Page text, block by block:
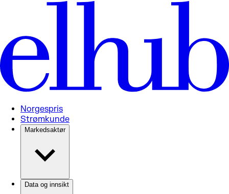
Norgespris
Strømkunde
Markedsaktør
Data og innsikt